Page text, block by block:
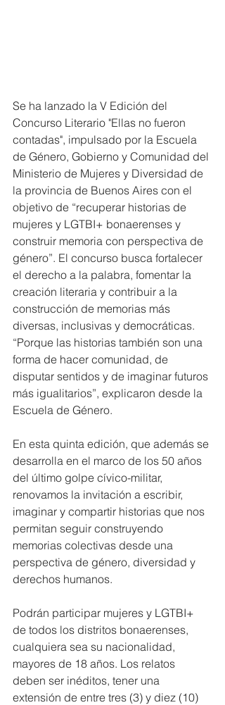
Se ha lanzado la V Edición del
Concurso Literario "Ellas no fueron
contadas", impulsado por la Escuela
de Género, Gobierno y Comunidad del
Ministerio de Mujeres y Diversidad de
la provincia de Buenos Aires con el
objetivo de “recuperar historias de
mujeres y LGTBI+ bonaerenses y
construir memoria con perspectiva de
género”. El concurso busca fortalecer
el derecho a la palabra, fomentar la
creación literaria y contribuir a la
construcción de memorias más
diversas, inclusivas y democráticas.
“Porque las historias también son una
forma de hacer comunidad, de
disputar sentidos y de imaginar futuros
más igualitarios”, explicaron desde la
Escuela de Género.
En esta quinta edición, que además se
desarrolla en el marco de los 50 años
del último golpe cívico-militar,
renovamos la invitación a escribir,
imaginar y compartir historias que nos
permitan seguir construyendo
memorias colectivas desde una
perspectiva de género, diversidad y
derechos humanos.
Podrán participar mujeres y LGTBI+
de todos los distritos bonaerenses,
cualquiera sea su nacionalidad,
mayores de 18 años. Los relatos
deben ser inéditos, tener una
extensión de entre tres (3) y diez (10)